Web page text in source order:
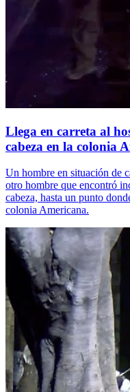
Llega en carreta al
cabeza en la colonia
Un hombre en situación de
otro hombre que encontró
cabeza, hasta un punto
colonia Americana.